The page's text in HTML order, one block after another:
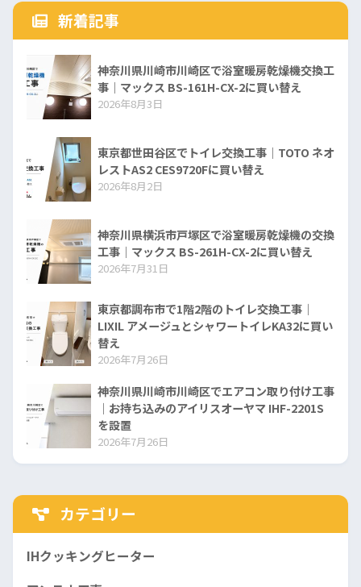
新着記事
神奈川県川崎市川崎区で浴室暖房乾燥機交換工
事｜マックス BS-161H-CX-2に買い替え
2026年8月3日
東京都世田谷区でトイレ交換工事｜TOTO ネオ
レストAS2 CES9720Fに買い替え
2026年8月2日
神奈川県横浜市戸塚区で浴室暖房乾燥機の交換
工事｜マックス BS-261H-CX-2に買い替え
2026年7月31日
東京都調布市で1階2階のトイレ交換工事｜
LIXIL アメージュとシャワートイレKA32に買い
替え
2026年7月26日
神奈川県川崎市川崎区でエアコン取り付け工事
｜お持ち込みのアイリスオーヤマ IHF-2201S
を設置
2026年7月26日
カテゴリー
IHクッキングヒーター